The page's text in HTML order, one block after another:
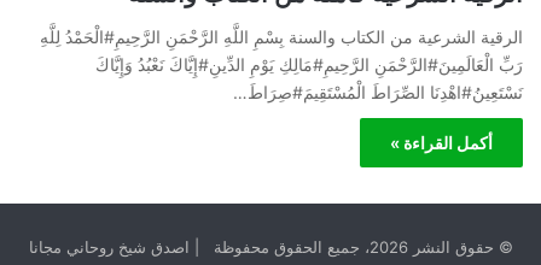
الرقية الشرعية من الكتاب والسنة بِسْمِ اللَّهِ الرَّحْمَنِ الرَّحِيمِ#الْحَمْدُ لِلَّهِ
رَبِّ الْعَالَمِينَ#الرَّحْمَنِ الرَّحِيمِ#مَالِكِ يَوْمِ الدِّينِ#إِيَّاكَ نَعْبُدُ وَإِيَّاكَ
نَسْتَعِينُ#اهْدِنَا الصِّرَاطَ الْمُسْتَقِيمَ#صِرَاطَ…
أكمل القراءة »
© حقوق النشر 2026، جميع الحقوق محفوظة | اصدق شيخ روحاني مجانا